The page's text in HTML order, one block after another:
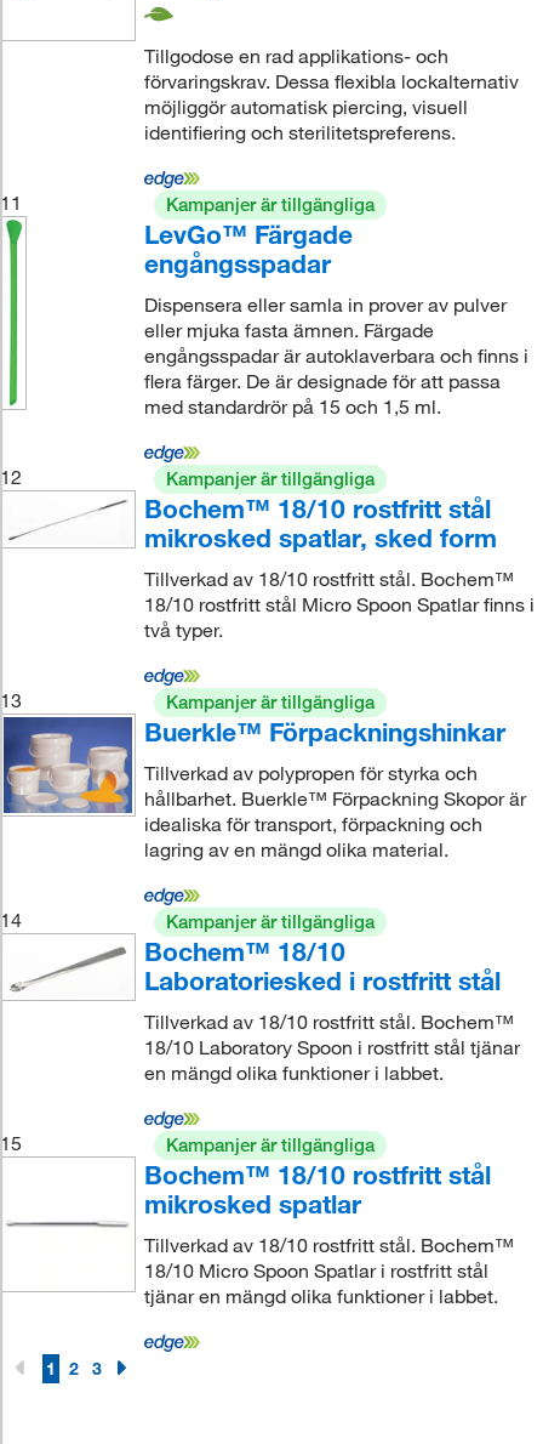
Tillgodose en rad applikations- och
förvaringskrav. Dessa flexibla lockalternativ
möjliggör automatisk piercing, visuell
identifiering och sterilitetspreferens.
11 Kampanjer är tillgängliga
LevGo™ Färgade
engångsspadar
Dispensera eller samla in prover av pulver
eller mjuka fasta ämnen. Färgade
engångsspadar är autoklaverbara och finns i
flera färger. De är designade för att passa
med standardrör på 15 och 1,5 ml.
12 Kampanjer är tillgängliga
Bochem™ 18/10 rostfritt stål
mikrosked spatlar, sked form
Tillverkad av 18/10 rostfritt stål. Bochem™
18/10 rostfritt stål Micro Spoon Spatlar finns i
två typer.
13 Kampanjer är tillgängliga
Buerkle™ Förpackningshinkar
Tillverkad av polypropen för styrka och
hållbarhet. Buerkle™ Förpackning Skopor är
idealiska för transport, förpackning och
lagring av en mängd olika material.
14 Kampanjer är tillgängliga
Bochem™ 18/10
Laboratoriesked i rostfritt stål
Tillverkad av 18/10 rostfritt stål. Bochem™
18/10 Laboratory Spoon i rostfritt stål tjänar
en mängd olika funktioner i labbet.
15 Kampanjer är tillgängliga
Bochem™ 18/10 rostfritt stål
mikrosked spatlar
Tillverkad av 18/10 rostfritt stål. Bochem™
18/10 Micro Spoon Spatlar i rostfritt stål
tjänar en mängd olika funktioner i labbet.
1 2 3